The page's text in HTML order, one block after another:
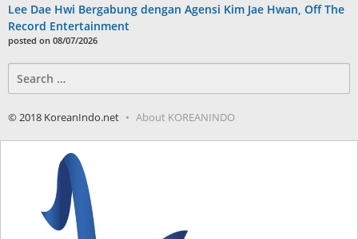
Lee Dae Hwi Bergabung dengan Agensi Kim Jae Hwan, Off The
Record Entertainment
posted on 08/07/2026
for:
© 2018 KoreanIndo.net About KOREANINDO